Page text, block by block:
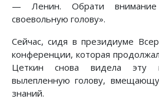
— Ленин. Обрати
своевольную голову».
Сейчас, сидя в президиуме
конференции, которая
Цеткин снова видела эту
вылепленную голову,
знаний.